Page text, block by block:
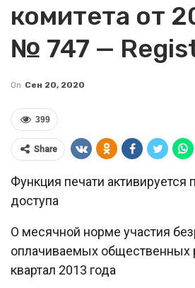
комитета от
№ 747 —
On Сен 20, 2020
399
Share
Функция печати активируется
доступа
О месячной норме участия
оплачиваемых общественных
квартал 2013 года